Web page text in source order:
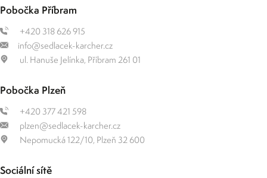
Pobočka Příbram
+420 318 626 915
info@sedlacek-karcher.cz
ul. Hanuše Jelínka, Příbram 261 01
Pobočka Plzeň
+420 377 421 598
plzen@sedlacek-karcher.cz
Nepomucká 122/10, Plzeň 32 600
Sociální sítě